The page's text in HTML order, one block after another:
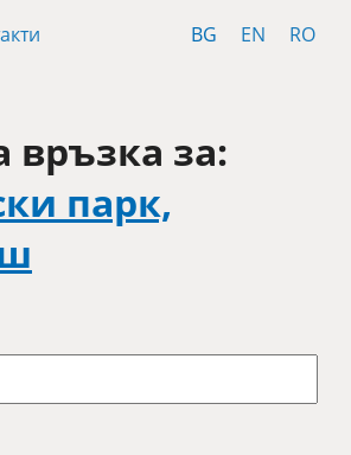
BG Bulgarian
EN English
RO
връзка за:
парк,